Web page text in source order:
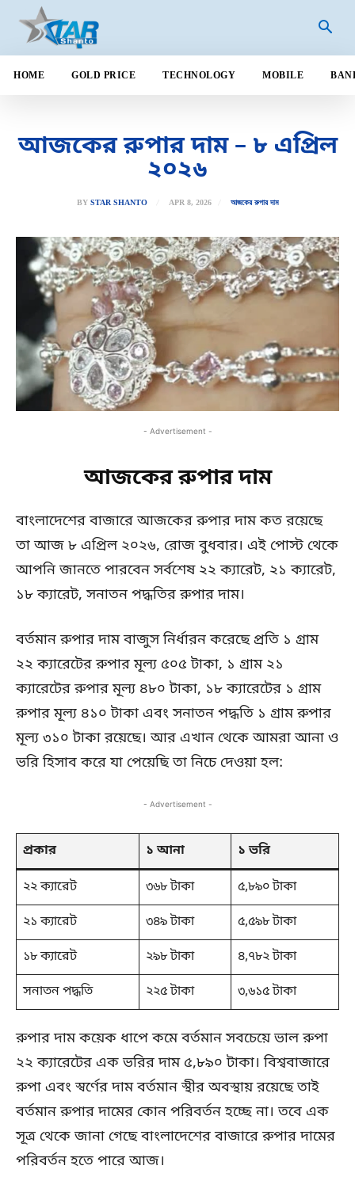
HOME GOLD PRICE TECHNOLOGY MOBILE
আজকের রুপার দাম – ৮ এপ্রিল
২০২৬
BY STAR SHANTO APR 8, 2026 আজকের রুপার দাম
- Advertisement -
আজকের রুপার দাম
বাংলাদেশের বাজারে আজকের রুপার দাম কত রয়েছে
তা আজ ৮ এপ্রিল ২০২৬, রোজ বুধবার। এই পোস্ট থেকে
আপনি জানতে পারবেন সর্বশেষ ২২ ক্যারেট, ২১ ক্যারেট,
১৮ ক্যারেট, সনাতন পদ্ধতির রুপার দাম।
বর্তমান রুপার দাম বাজুস নির্ধারন করেছে প্রতি ১ গ্রাম
২২ ক্যারেটের রুপার মূল্য ৫০৫ টাকা, ১ গ্রাম ২১
ক্যারেটের রুপার মূল্য ৪৮০ টাকা, ১৮ ক্যারেটের ১ গ্রাম
রুপার মূল্য ৪১০ টাকা এবং সনাতন পদ্ধতি ১ গ্রাম রুপার
মূল্য ৩১০ টাকা রয়েছে। আর এখান থেকে আমরা আনা ও
ভরি হিসাব করে যা পেয়েছি তা নিচে দেওয়া হল:
- Advertisement -
প্রকার ১ আনা ১ ভরি
২২ ক্যারেট ৩৬৮ টাকা
৫,৮৯০ টাকা
২১ ক্যারেট
৩৪৯ টাকা
৫,৫৯৮ টাকা
১৮ ক্যারেট
২৯৮ টাকা
৪,৭৮২ টাকা
সনাতন পদ্ধতি
২২৫ টাকা ৩,৬১৫ টাকা
রুপার দাম কয়েক ধাপে কমে বর্তমান সবচেয়ে ভাল রুপা
২২ ক্যারেটের এক ভরির দাম ৫,৮৯০ টাকা। বিশ্ববাজারে
রুপা এবং স্বর্ণের দাম বর্তমান স্থীর অবস্থায় রয়েছে তাই
বর্তমান রুপার দামের কোন পরিবর্তন হচ্ছে না। তবে এক
সূত্র থেকে জানা গেছে বাংলাদেশের বাজারে রুপার দামের
পরিবর্তন হতে পারে আজ।